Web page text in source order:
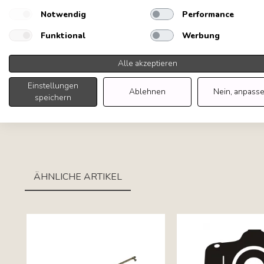
ÄHNLICHE ARTIKEL
Notwendig
Performance
Funktional
Werbung
Alle akzeptieren
Einstellungen
speichern
Ablehnen Nein,